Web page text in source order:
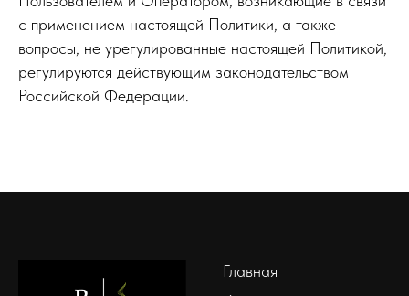
с применением настоящей Политики, а также
вопросы, не урегулированные настоящей Политикой,
регулируются действующим законодательством
Российской Федерации.
Главная